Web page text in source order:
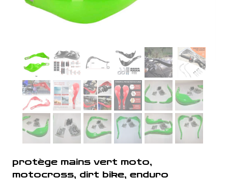
protège mains vert moto,
motocross, dirt bike, enduro